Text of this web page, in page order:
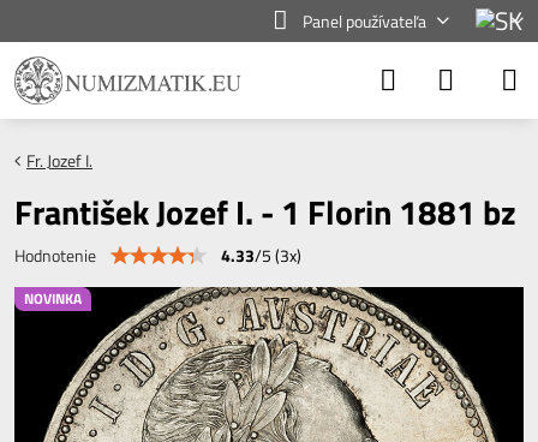
Panel používateľa
NOVINKA
Fr. Jozef I.
František Jozef I. - 1 Florin 1881 bz
Hodnotenie 4.33/5(3x)